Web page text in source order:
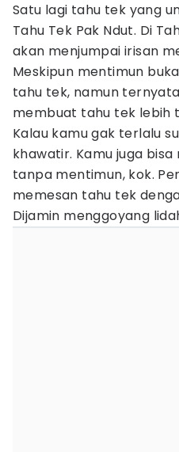
Satu lagi tahu tek yang
Tahu Tek Pak Ndut. Di
akan menjumpai irisan
Meskipun mentimun
tahu tek, namun
membuat tahu tek lebih
Kalau kamu gak terlalu
khawatir. Kamu juga
tanpa mentimun, kok.
memesan tahu tek
Dijamin menggoyang